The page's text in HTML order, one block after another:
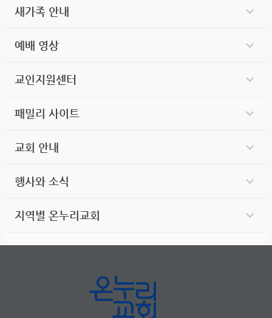
새가족 안내
예배 영상
교인지원센터
패밀리 사이트
교회 안내
행사와 소식
지역별 온누리교회